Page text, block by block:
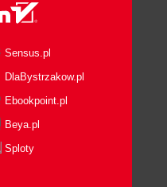
Sensus.pl
DlaBystrzakow.pl
Ebookpoint.pl
Beya.pl
Sploty